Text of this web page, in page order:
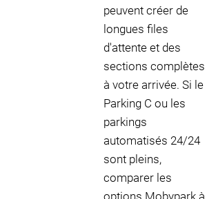
peuvent créer de
longues files
d'attente et des
sections complètes
à votre arrivée. Si le
Parking C ou les
parkings
automatisés 24/24
sont pleins,
comparer les